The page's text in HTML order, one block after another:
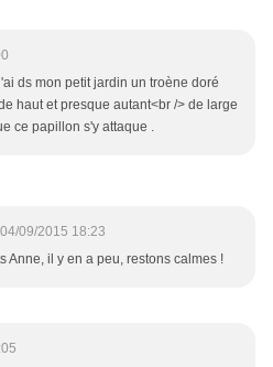
ds mon petit jardin un troène doré
haut et presque autant<br /> de large
ce papillon s'y attaque .
04/09/2015 18:23
Anne, il y en a peu, restons calmes !